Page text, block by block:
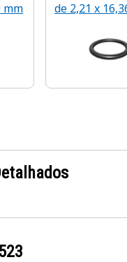
mm
de 2,21 x